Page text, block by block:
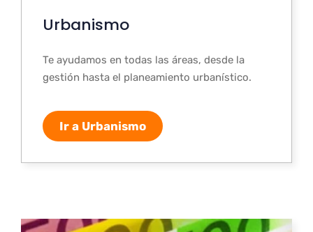
Urbanismo
Te ayudamos en todas las áreas, desde la
gestión hasta el planeamiento urbanístico.
Ir a Urbanismo